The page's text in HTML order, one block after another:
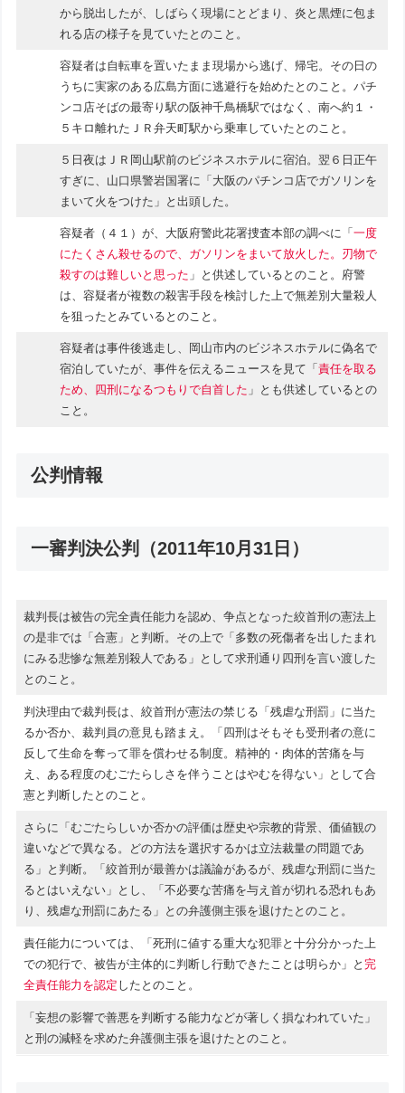
から脱出したが、しばらく現場にとどまり、炎と黒煙に包ま
れる店の様子を見ていたとのこと。
容疑者は自転車を置いたまま現場から逃げ、帰宅。その日の
うちに実家のある広島方面に逃避行を始めたとのこと。パチ
ンコ店そばの最寄り駅の阪神千鳥橋駅ではなく、南へ約１・
５キロ離れたＪＲ弁天町駅から乗車していたとのこと。
５日夜はＪＲ岡山駅前のビジネスホテルに宿泊。翌６日正午
すぎに、山口県警岩国署に「大阪のパチンコ店でガソリンを
まいて火をつけた」と出頭した。
容疑者（４１）が、大阪府警此花署捜査本部の調べに「 一度
にたくさん殺せるので、ガソリンをまいて放火した。刃物で
殺すのは難しいと思った 」と供述しているとのこと。府警
は、容疑者が複数の殺害手段を検討した上で無差別大量殺人
を狙ったとみているとのこと。
容疑者は事件後逃走し、岡山市内のビジネスホテルに偽名で
宿泊していたが、事件を伝えるニュースを見て「 責任を取る
ため、四刑になるつもりで自首した 」とも供述しているとの
こと。
公判情報
一審判決公判（2011年10月31日）
裁判長は被告の完全責任能力を認め、争点となった絞首刑の憲法上
の是非では「合憲」と判断。その上で「多数の死傷者を出したまれ
にみる悲惨な無差別殺人である」として求刑通り四刑を言い渡した
とのこと。
判決理由で裁判長は、絞首刑が憲法の禁じる「残虐な刑罰」に当た
るか否か、裁判員の意見も踏まえ。「四刑はそもそも受刑者の意に
反して生命を奪って罪を償わせる制度。精神的・肉体的苦痛を与
え、ある程度のむごたらしさを伴うことはやむを得ない」として合
憲と判断したとのこと。
さらに「むごたらしいか否かの評価は歴史や宗教的背景、価値観の
違いなどで異なる。どの方法を選択するかは立法裁量の問題であ
る」と判断。「絞首刑が最善かは議論があるが、残虐な刑罰に当た
るとはいえない」とし、「不必要な苦痛を与え首が切れる恐れもあ
り、残虐な刑罰にあたる」との弁護側主張を退けたとのこと。
責任能力については、「死刑に値する重大な犯罪と十分分かった上
での犯行で、被告が主体的に判断し行動できたことは明らか」と 完
全責任能力を認定 したとのこと。
「妄想の影響で善悪を判断する能力などが著しく損なわれていた」
と刑の減軽を求めた弁護側主張を退けたとのこと。